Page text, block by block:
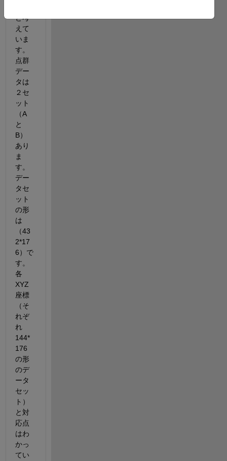
と考
えて
いま
す。
点群
デー
タは
２セ
ット
（A
と
B）
あり
ま
す。
デー
タセ
ット
の形
は
（43
2*17
6）で
す。
各
XYZ
座標
（そ
れぞ
れ
144*
176
の形
のデ
ータ
セッ
ト）
と対
応点
はわ
かっ
てい